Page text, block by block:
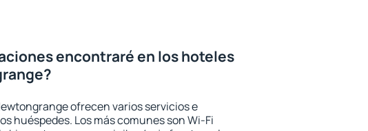
encontraré en los hoteles
ofrecen varios servicios e
huéspedes. Los más comunes son Wi-Fi